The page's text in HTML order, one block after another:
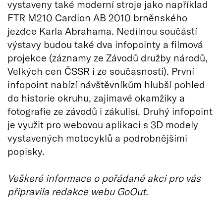
vystaveny také moderní stroje jako například
FTR M210 Cardion AB 2010 brněnského
jezdce Karla Abrahama. Nedílnou součástí
výstavy budou také dva infopointy a filmová
projekce (záznamy ze Závodů družby národů,
Velkých cen ČSSR i ze současnosti). První
infopoint nabízí návštěvníkům hlubší pohled
do historie okruhu, zajímavé okamžiky a
fotografie ze závodů i zákulisí. Druhý infopoint
je využit pro webovou aplikaci s 3D modely
vystavených motocyklů a podrobnějšími
popisky.
Veškeré informace o pořádané akci pro vás
připravila redakce webu GoOut.